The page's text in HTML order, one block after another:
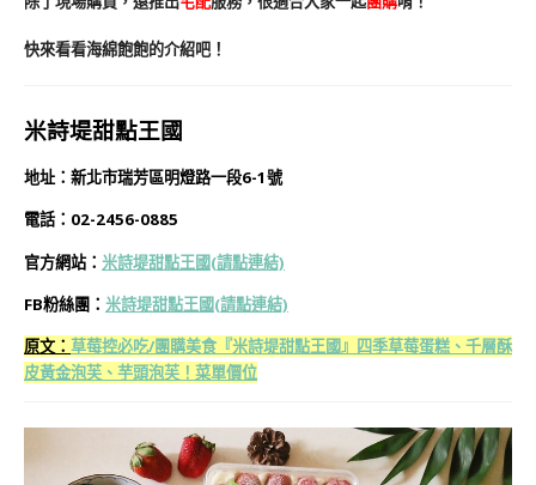
快來看看海綿飽飽的介紹吧！
米詩堤甜點王國
地址：新北市瑞芳區明燈路一段6-1號
電話：02-2456-0885
官方網站： 米詩堤甜點王國(請點連結)
FB粉絲團： 米詩堤甜點王國(請點連結)
原文： 草莓控必吃/團購美食『米詩堤甜點王國』四季草莓蛋糕、千層酥
皮黃金泡芙、芋頭泡芙！菜單價位